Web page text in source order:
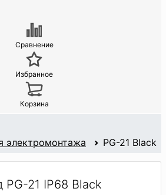
Сравнение
Избранное
Корзина
электромонтажа PG-21 Black
21 IP68 Black